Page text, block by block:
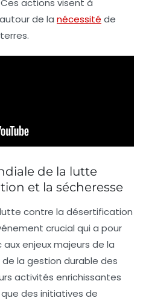
actions visent à
de la nécessité de
de la lutte
et la sécheresse
contre la désertification
crucial qui a pour
enjeux majeurs de la
la gestion durable des
activités enrichissantes
des initiatives de